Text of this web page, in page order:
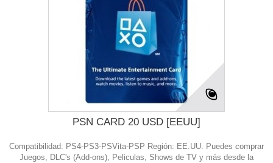
PSN CARD 20 USD [EEUU]
Compatibilidad: PS4-PS3-PSVita-PSP Región: EE.UU. Puedes comprar
Juegos, DLC's (Add-ons), Peliculas, Shows de TV y más desde la